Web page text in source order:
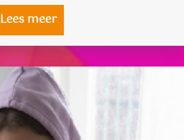
Lees meerabout Voor jou